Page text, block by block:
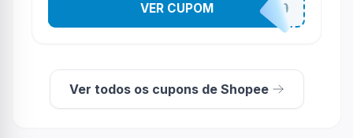
CASATEL30
VER CUPOM
Ver todos os cupons de Shopee